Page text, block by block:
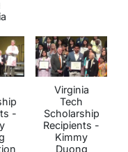
-
Virginia
Tech
Scholarship
Recipients -
Kimmy
Duong